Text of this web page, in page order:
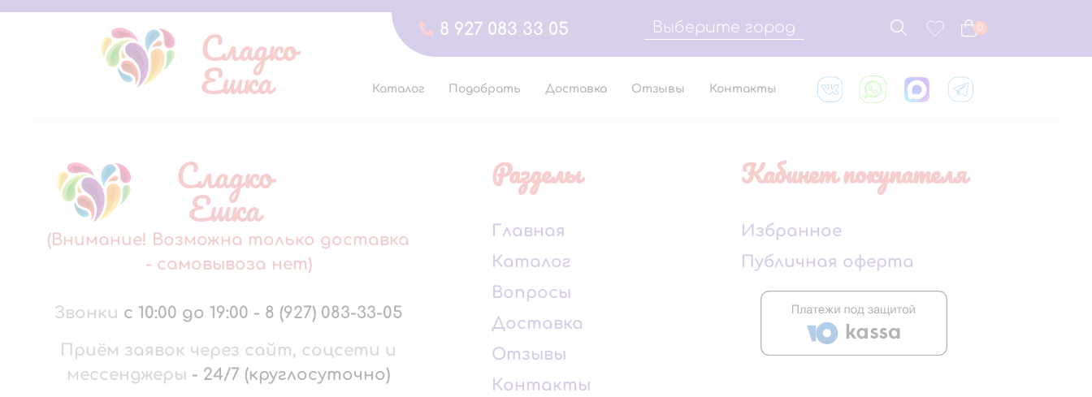
8 927 083 33 05 Выберите город 0
Сладко
Ешка Каталог Подобрать Доставка Отзывы Контакты
Сладко
Ешка
(Внимание! Возможна только доставка
- самовывоза нет)
Звонки с 10:00 до 19:00 - 8 (927) 083-33-05
Приём заявок через сайт, соцсети и
мессенджеры - 24/7 (круглосуточно)
Разделы
Главная
Каталог
Вопросы
Доставка
Отзывы
Контакты
Кабинет покупателя
Избранное
Публичная оферта